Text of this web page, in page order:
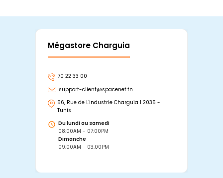
Mégastore Charguia
70 22 33 00
support-client@spacenet.tn
56, Rue de L'industrie Charguia I 2035 -
Tunis
Du lundi au samedi
08:00AM - 07:00PM
Dimanche
09:00AM - 03:00PM